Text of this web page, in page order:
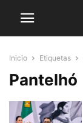
Inicio Etiquetas
Pantelhó